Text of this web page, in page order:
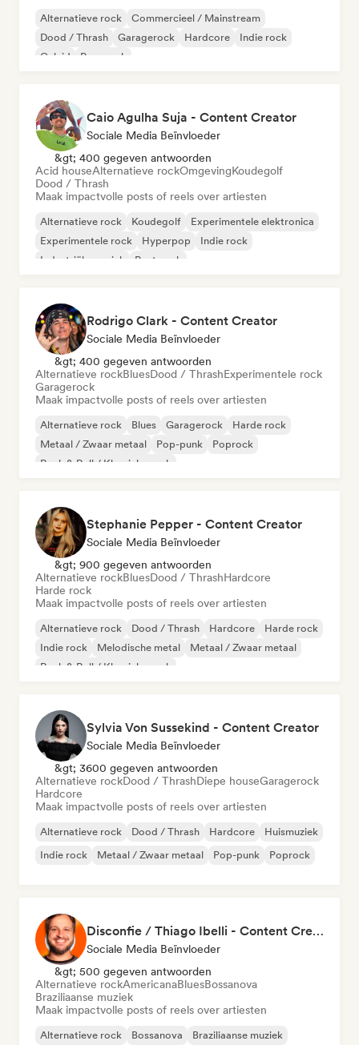
Alternatieve rock
Commercieel / Mainstream
Dood / Thrash
Garagerock Hardcore
Indie rock
Geluid
Pop-punk
Caio Agulha Suja - Content Creator
Sociale Media Beïnvloeder
&gt; 400 gegeven antwoorden
Acid houseAlternatieve rockOmgevingKoudegolf
Dood / Thrash
Maak impactvolle posts of reels over artiesten
Alternatieve rock Koudegolf
Experimentele elektronica
Experimentele rock
Hyperpop
Indie rock
Industriële muziek
Post punk
Rodrigo Clark - Content Creator
Sociale Media Beïnvloeder
&gt; 400 gegeven antwoorden
Alternatieve rockBluesDood / ThrashExperimentele rock
Garagerock
Maak impactvolle posts of reels over artiesten
Alternatieve rock Blues Garagerock
Harde rock
Metaal / Zwaar metaal
Pop-punk
Poprock
Rock & Roll / Klassieke rock
Stephanie Pepper - Content Creator
Sociale Media Beïnvloeder
&gt; 900 gegeven antwoorden
Alternatieve rockBluesDood / ThrashHardcore
Harde rock
Maak impactvolle posts of reels over artiesten
Alternatieve rock Dood / Thrash Hardcore
Harde rock
Indie rock
Melodische metal
Metaal / Zwaar metaal
Rock & Roll / Klassieke rock
Sylvia Von Sussekind - Content Creator
Sociale Media Beïnvloeder
&gt; 3600 gegeven antwoorden
Alternatieve rockDood / ThrashDiepe houseGaragerock
Hardcore
Maak impactvolle posts of reels over artiesten
Alternatieve rock Dood / Thrash Hardcore
Huismuziek
Indie rock
Metaal / Zwaar metaal Pop-punk Poprock
Disconfie / Thiago Ibelli - Content Creator
Sociale Media Beïnvloeder
&gt; 500 gegeven antwoorden
Alternatieve rockAmericanaBluesBossanova
Braziliaanse muziek
Maak impactvolle posts of reels over artiesten
Alternatieve rock Bossanova Braziliaanse muziek